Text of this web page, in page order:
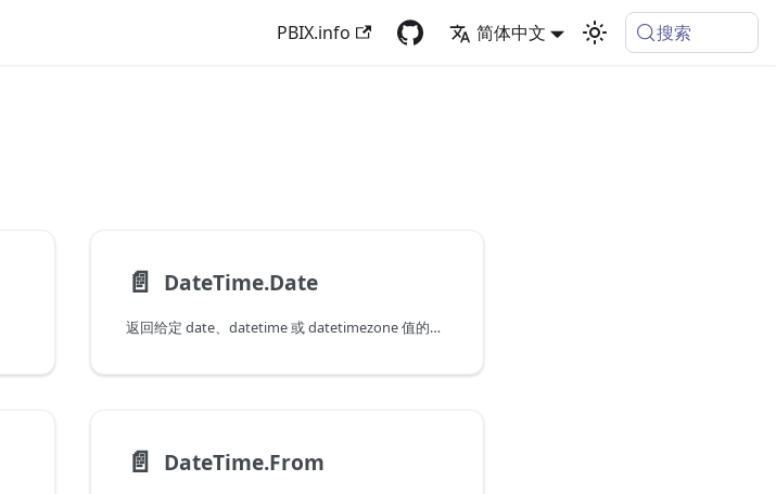
PBIX.info 简体中文 搜索
📄️ DateTime.Date
返回给定 date、datetime 或 datetimezone 值的日期部分。
📄️ DateTime.From